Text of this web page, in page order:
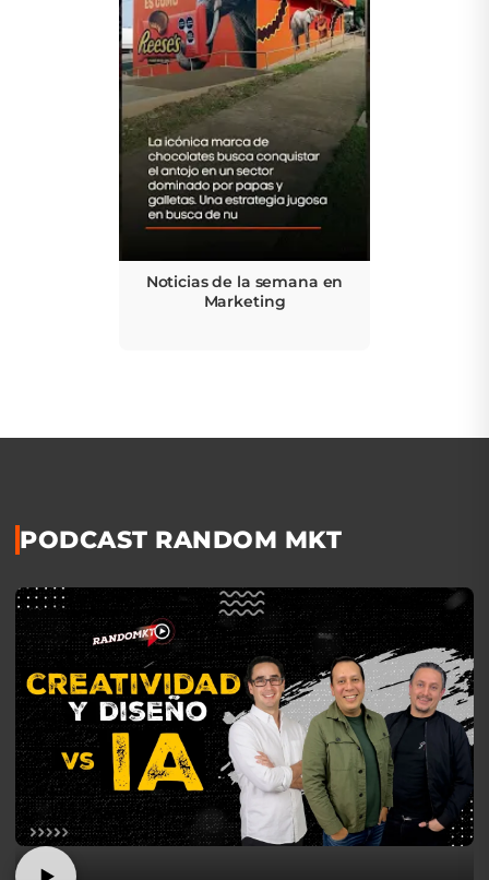
Noticias de la semana en
Marketing
PODCAST RANDOM MKT